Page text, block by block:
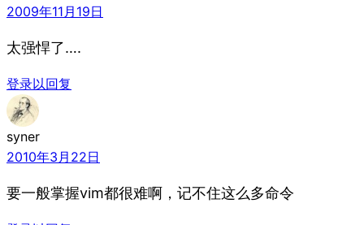
2009年11月19日
太强悍了….
登录以回复
syner
2010年3月22日
要一般掌握vim都很难啊，记不住这么多命令